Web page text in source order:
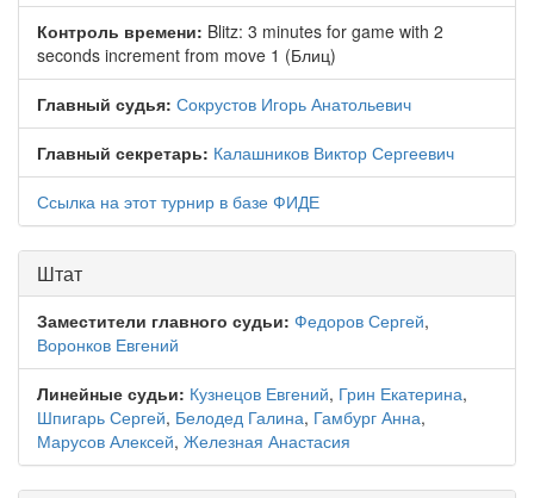
Контроль времени: Blitz: 3 minutes for game with 2
seconds increment from move 1 (Блиц)
Главный судья: Сокрустов Игорь Анатольевич
Главный секретарь: Калашников Виктор Сергеевич
Ссылка на этот турнир в базе ФИДЕ
Штат
Заместители главного судьи: Федоров Сергей,
Воронков Евгений
Линейные судьи: Кузнецов Евгений, Грин Екатерина,
Шпигарь Сергей, Белодед Галина, Гамбург Анна,
Марусов Алексей, Железная Анастасия